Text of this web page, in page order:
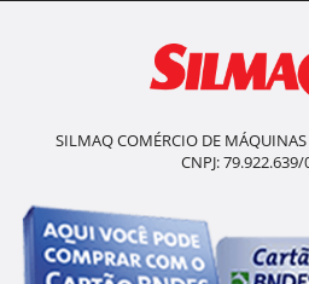
SILMAQ COMÉRCIO DE
CNPJ: